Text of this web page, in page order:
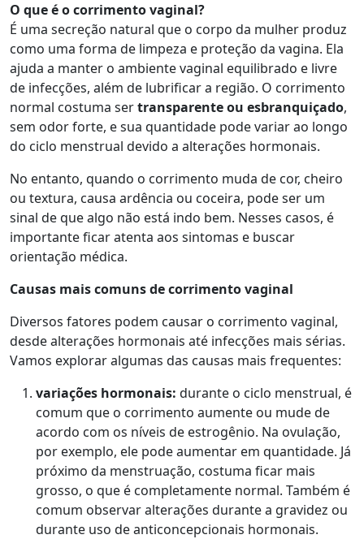
O que é o corrimento vaginal?
É uma secreção natural que o corpo da mulher produz
como uma forma de limpeza e proteção da vagina. Ela
ajuda a manter o ambiente vaginal equilibrado e livre
de infecções, além de lubrificar a região. O corrimento
normal costuma sertransparente ou esbranquiçado,
sem odor forte, e sua quantidade pode variar ao longo
do ciclo menstrual devido a alterações hormonais.
No entanto, quando o corrimento muda de cor, cheiro
ou textura, causa ardência ou coceira, pode ser um
sinal de que algo não está indo bem. Nesses casos, é
importante ficar atenta aos sintomas e buscar
orientação médica.
Causas mais comuns de corrimento vaginal
Diversos fatores podem causar o corrimento vaginal,
desde alterações hormonais até infecções mais sérias.
Vamos explorar algumas das causas mais frequentes:
variações hormonais: durante o ciclo menstrual, é
comum que o corrimento aumente ou mude de
acordo com os níveis de estrogênio. Na ovulação,
por exemplo, ele pode aumentar em quantidade. Já
próximo da menstruação, costuma ficar mais
grosso, o que é completamente normal. Também é
comum observar alterações durante a gravidez ou
durante uso de anticoncepcionais hormonais.